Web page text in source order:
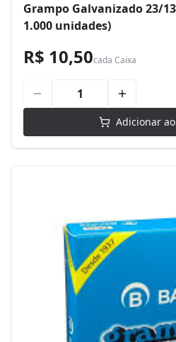
Grampo Galvanizado 23/
1.000 unidades)
R$ 10,50cada Caixa
Adicionar